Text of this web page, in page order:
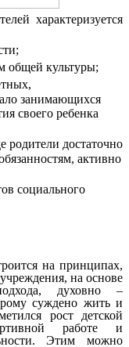
характеризуется
общей культуры;
занимающихся
своего ребенка
родители достаточно
активно
социального
на принципах,
на основе
духовно –
суждено жить и
рост детской
работе и
Этим можно